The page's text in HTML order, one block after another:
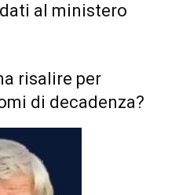
al ministero
risalire per
di decadenza?